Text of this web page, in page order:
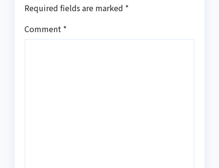
Required fields are marked *
Comment *